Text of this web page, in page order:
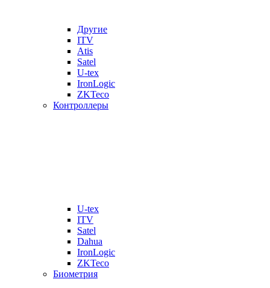
Другие
ITV
Atis
Satel
U-tex
IronLogic
ZKTeco
Контроллеры
U-tex
ITV
Satel
Dahua
IronLogic
ZKTeco
Биометрия